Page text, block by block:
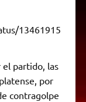
13461915
el partido, las
por
contragolpe